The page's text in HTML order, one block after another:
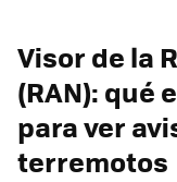
Visor de la
(RAN): qué
para ver
terremotos